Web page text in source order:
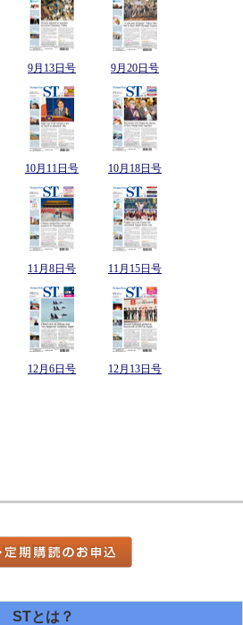
9月13日号 9月20日号
10月11日号 10月18日号
11月8日号 11月15日号
12月6日号 12月13日号
STとは？